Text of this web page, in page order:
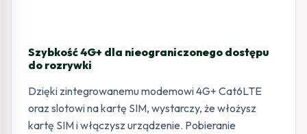
Szybkość 4G+ dla nieograniczonego dostępu
do rozrywki
Dzięki zintegrowanemu modemowi 4G+ Cat6LTE
oraz slotowi na kartę SIM, wystarczy, że włożysz
kartę SIM i włączysz urządzenie. Pobieranie